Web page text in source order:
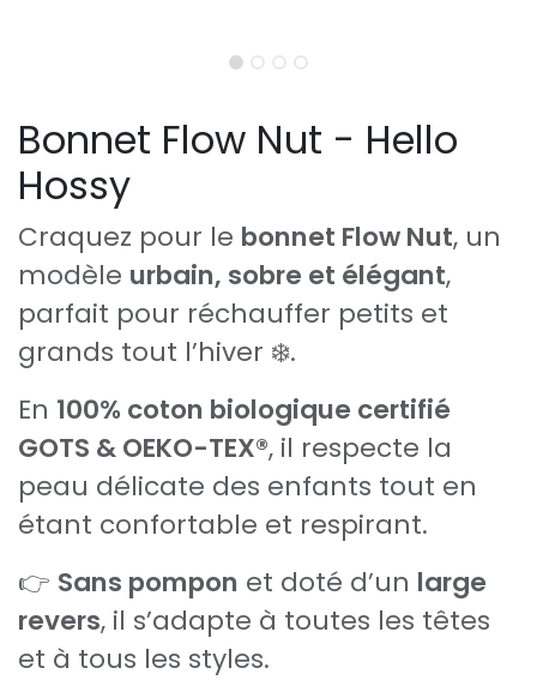
Bonnet Flow Nut - Hello
Hossy
Craquez pour le bonnet Flow Nut, un
modèle urbain, sobre et élégant,
parfait pour réchauffer petits et
grands tout l’hiver ❄️.
En 100% coton biologique certifié
GOTS & OEKO-TEX®, il respecte la
peau délicate des enfants tout en
étant confortable et respirant.
👉 Sans pompon et doté d’un large
revers, il s’adapte à toutes les têtes
et à tous les styles.